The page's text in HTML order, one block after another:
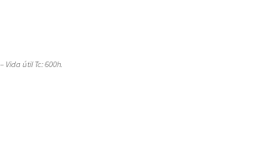
Vida útil Tc: 600h.